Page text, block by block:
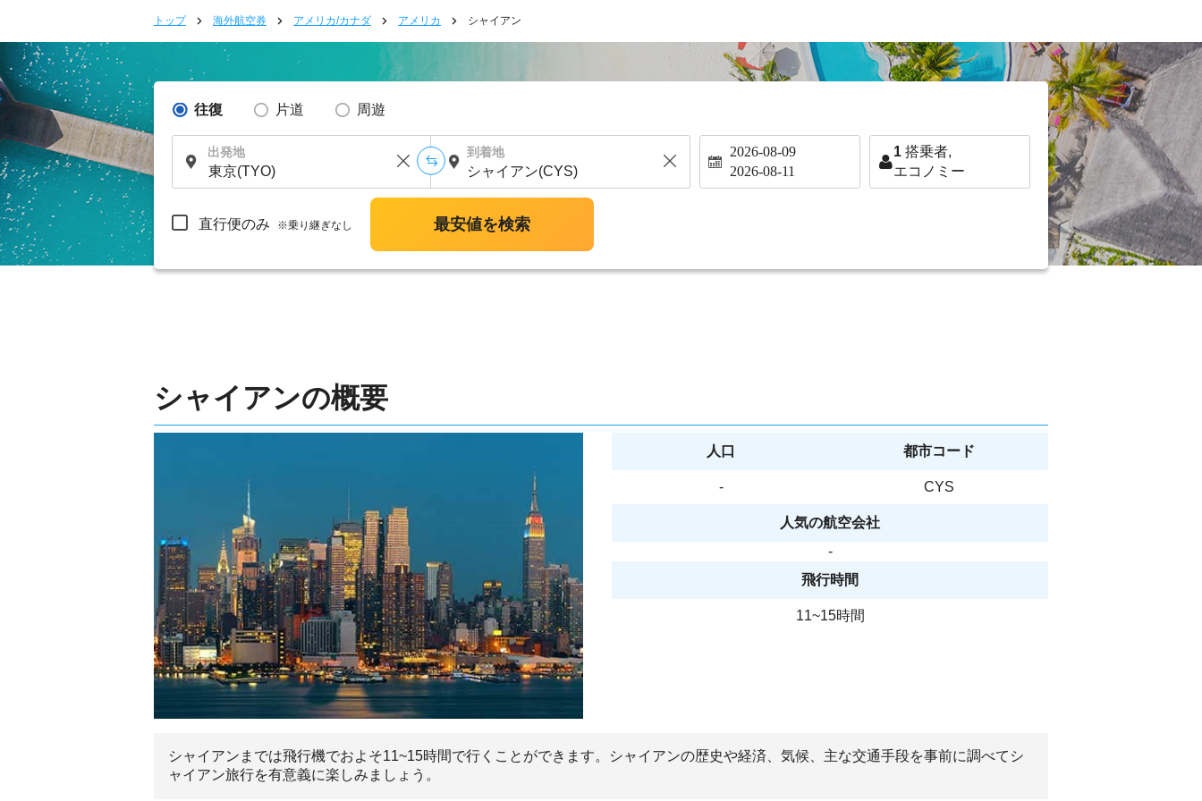
トップ 海外航空券 アメリカ/カナダ アメリカ シャイアン
往復 片道 周遊
出発地 到着地 2026-08-09
2026-08-11
1 搭乗者,
エコノミー
直行便のみ ※乗り継ぎなし 最安値を検索
シャイアンの概要
人口 都市コード
- CYS
人気の航空会社
-
飛行時間
11~15時間
シャイアンまでは飛行機でおよそ11~15時間で行くことができます。シャイアンの歴史や経済、気候、主な交通手段を事前に調べてシ
ャイアン旅行を有意義に楽しみましょう。